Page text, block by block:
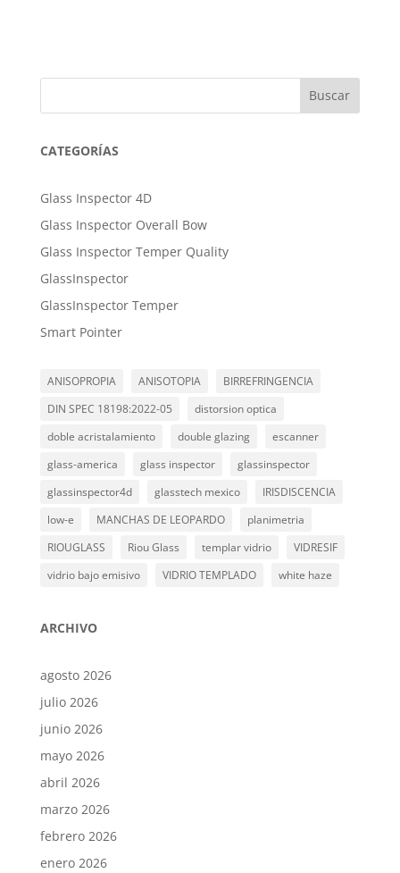
Buscar
CATEGORÍAS
Glass Inspector 4D
Glass Inspector Overall Bow
Glass Inspector Temper Quality
GlassInspector
GlassInspector Temper
Smart Pointer
ANISOPROPIA ANISOTOPIA
BIRREFRINGENCIA
DIN SPEC 18198:2022-05
distorsion optica
doble acristalamiento
double glazing
escanner
glass-america
glass inspector
glassinspector
glassinspector4d
glasstech mexico
IRISDISCENCIA
low-e
MANCHAS DE LEOPARDO
planimetria
RIOUGLASS
Riou Glass templar vidrio
VIDRESIF
vidrio bajo emisivo
VIDRIO TEMPLADO white haze
ARCHIVO
agosto 2026
julio 2026
junio 2026
mayo 2026
abril 2026
marzo 2026
febrero 2026
enero 2026